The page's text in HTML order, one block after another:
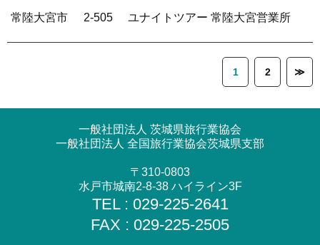
常陸大宮市 2-505 ユナイトツアー 常陸大宮営業所
1 2 ≫
一般社団法人 茨城県旅行業協会
一般社団法人 全国旅行業協会茨城県支部
〒310-0803
水戸市城南2-8-38 ハイライン3F
TEL : 029-225-2641
FAX : 029-225-2505